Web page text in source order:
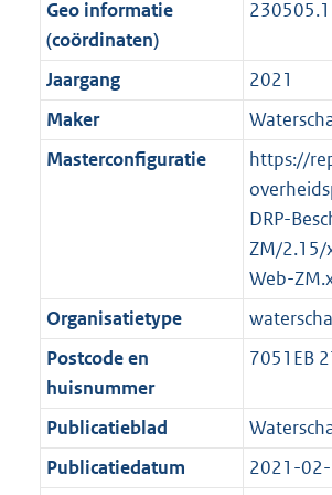
f
o
m
a
a
b
n
f
r
m
a
b
i
n
o
r
m
b
e
i
f
o
r
7
K
o
o
t
t
e
:
2
K
b
r
o
t
t
e
:
2
K
b
Geo informatie
(coördinaten)
Jaargang
2021
Maker
Masterconfiguratie
https://
DRP-
ZM/2.15/
Web-
Organisatietype
Postcode en
huisnummer
7051EB
Publicatieblad
Publicatiedatum
2021-